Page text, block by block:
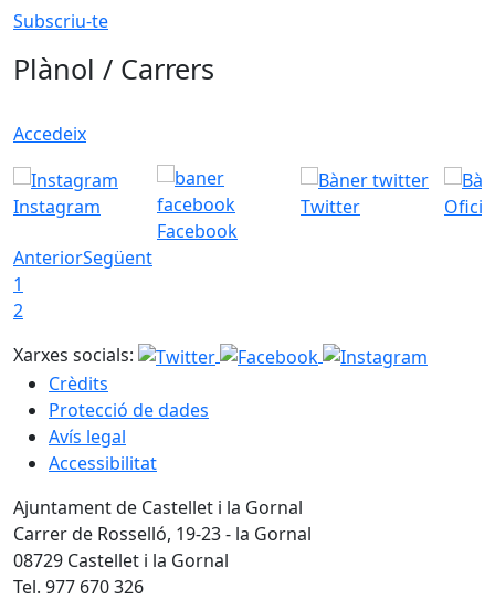
Subscriu-te
Plànol / Carrers
Accedeix
Instagram
Facebook
Twitter
AnteriorSegüent
1
2
Xarxes socials:
Crèdits
Protecció de dades
Avís legal
Accessibilitat
Ajuntament de Castellet i la Gornal
Carrer de Rosselló, 19-23 - la Gornal
08729 Castellet i la Gornal
Tel. 977 670 326